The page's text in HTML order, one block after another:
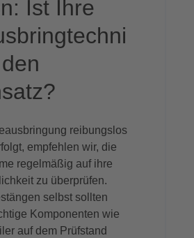
Ist Ihre
reibungslos
empfehlen wir, die
regelmäßig auf ihre
zu überprüfen.
selbst sollten
Komponenten wie
auf dem Prüfstand